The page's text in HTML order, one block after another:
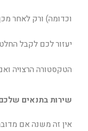
וכדומה) ורק לאחר
יעזור לכם לקבל
הטקסטורה הרצויה
שירות בתנאים
אין זה משנה אם